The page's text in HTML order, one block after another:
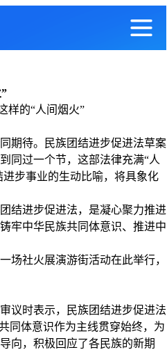
的“人间烟火”
待。民族团结进步促进法草案
同过一个节，这部法律充满“人
步事业的生动比喻，将具象化
进步促进法，是凝心聚力推进
牢中华民族共同体意识、推进中
场社火展演游街活动在此举行，
时表示，民族团结进步促进法
同体意识作为主线贯穿始终，为
向，积极回应了各民族的新期